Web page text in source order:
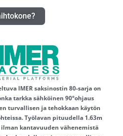
IMER saksinostin 80-sarja on
tarkka sähköinen 90°ohjaus
turvallisen ja tehokkaan käytön
Työlavan pituudella 1.63m
kantavuuden vähenemistä